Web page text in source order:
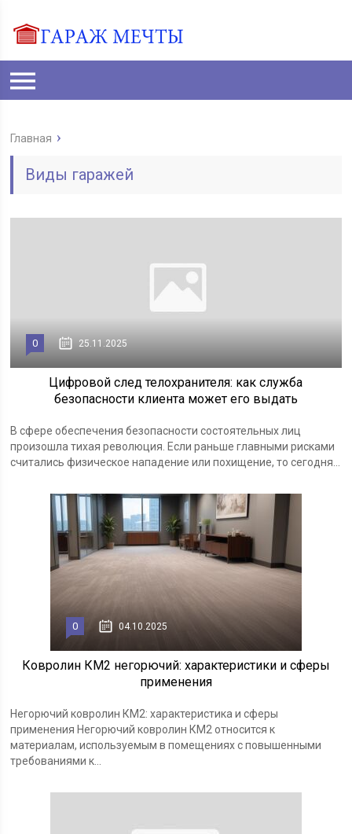
Главная
Виды гаражей
0 25.11.2025
Цифровой след телохранителя: как служба
безопасности клиента может его выдать
В сфере обеспечения безопасности состоятельных лиц
произошла тихая революция. Если раньше главными рисками
считались физическое нападение или похищение, то сегодня...
0 04.10.2025
Ковролин КМ2 негорючий: характеристики и сферы
применения
Негорючий ковролин КМ2: характеристика и сферы
применения Негорючий ковролин КМ2 относится к
материалам, используемым в помещениях с повышенными
требованиями к...